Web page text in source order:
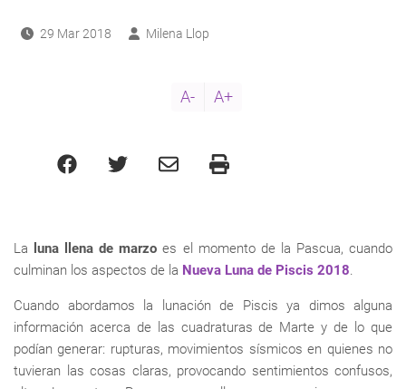
29 Mar 2018 Milena Llop
A- A+
La luna llena de marzo es el momento de la Pascua, cuando
culminan los aspectos de la Nueva Luna de Piscis 2018.
Cuando abordamos la lunación de Piscis ya dimos alguna
información acerca de las cuadraturas de Marte y de lo que
podían generar: rupturas, movimientos sísmicos en quienes no
tuvieran las cosas claras, provocando sentimientos confusos,